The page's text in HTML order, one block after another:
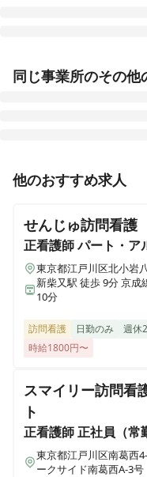
東京都葛飾区細田五丁目19-3
ウィル訪問看護ステーシ
ウィル訪問看護ステーシ
東京都江戸川区中央四丁目
ウィル訪問看護ステー
埼玉県さいたま市中央区区鈴
603号室
東京都葛飾区立石3丁目 29-11
ウィル訪問看護ステー
千葉県市川市八幡2-8-19第三山
同じ事業所のその他
正看護師 正社員（常勤）
【江戸川区｜東葛西
番看護）専従の正看護
正看護師 正社員（常勤）
【江戸川区｜東葛西
指せます！次世代型
訪問看護ステーション
正看護師 正社員（常勤）
【江戸川区｜東葛西
師募集｜オンコール
お留守番看護
他のおすすめ求人
せんじゅ訪問看護
正看護師パート・ア
東京都江戸川区北小岩
新柴又駅 徒歩 9分 京成線 小岩駅 徒歩
10分
訪問看護 日勤のみ 週休
時給1800円〜
スマイリー訪問看
ト
正看護師正社員（常
東京都江戸川区南葛西
ークサイド南葛西A-3号